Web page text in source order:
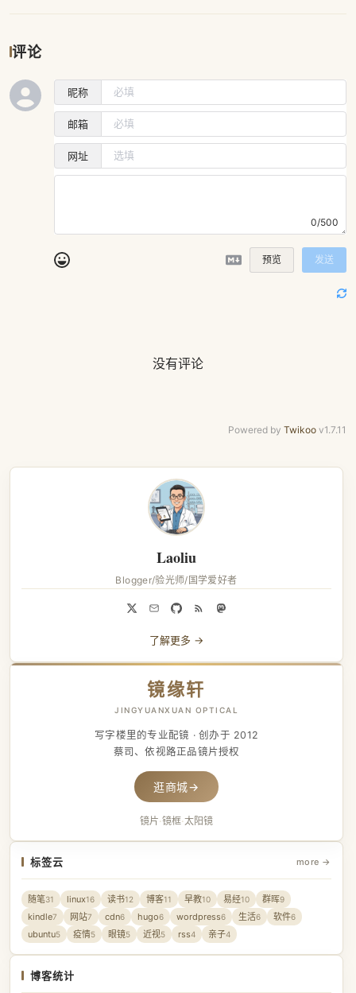
评论
昵称
邮箱
网址
0/500
预览 发送
没有评论
Powered by Twikoo v1.7.11
Laoliu
Blogger/验光师/国学爱好者
了解更多 →
镜缘轩
JINGYUANXUAN OPTICAL
写字楼里的专业配镜 · 创办于 2012
蔡司、依视路正品镜片授权
逛商城→
镜片·镜框·太阳镜
标签云 more →
随笔31 linux16 读书12 博客11 早教10 易经10 群晖9
kindle7 网站7 cdn6 hugo6 wordpress6 生活6 软件6
ubuntu5 疫情5 眼镜5 近视5 rss4 亲子4
博客统计